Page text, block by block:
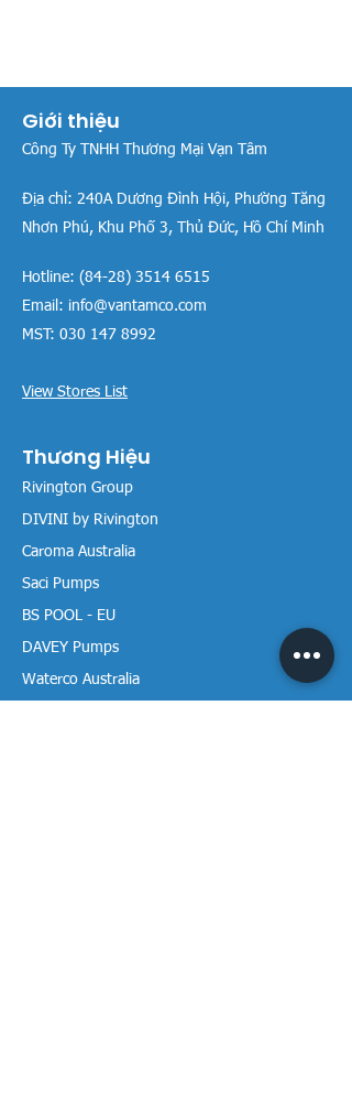
Giới thiệu
Công Ty TNHH Thương Mại Vạn Tâm
Địa chỉ: 240A Dương Đình Hội, Phường Tăng
Nhơn Phú, Khu Phố 3, Thủ Đức, Hồ Chí Minh
Hotline: (84-28) 3514 6515
Email: info@vantamco.com
MST: 030 147 8992
View Stores List
Thương Hiệu
Rivington Group
DIVINI by Rivington
Caroma Australia
Saci Pumps
BS POOL - EU
DAVEY Pumps
Waterco Australia